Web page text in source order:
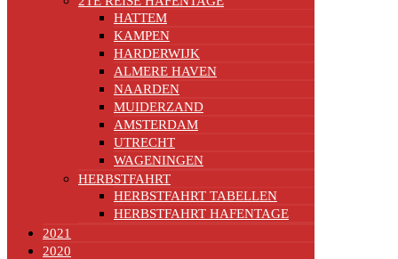
HATTEM
KAMPEN
HARDERWIJK
ALMERE HAVEN
NAARDEN
MUIDERZAND
AMSTERDAM
UTRECHT
WAGENINGEN
HERBSTFAHRT
HERBSTFAHRT TABELLEN
HERBSTFAHRT HAFENTAGE
2021
2020